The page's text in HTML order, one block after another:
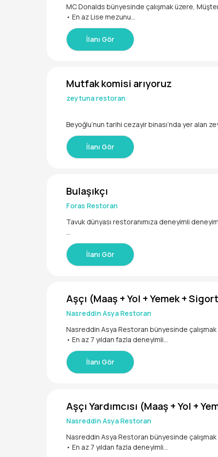
MC Donalds bünyesinde çalışmak üzere,
• En az Lise mezunu
• 18 - 35 yaş aralığında
İlanı Gör
Mutfak komisi arıyoruz
zeytuna restoran
Beyoğlu’nun tarihi cezayir binası’nda yer alan
ermektedir. lezzetli yemeklerinin yanı sıra
mutfak, restoran, bar ve etkinlik alanından
İlanı Gör
Bulaşıkçı
Foras Restoran
Tavuk dünyası restoranımıza deneyimli deneyimsiz yatişrilmek üzere bulaşıkçı aranmaktadır.maaş yüz yüze görüşülecektir
İlanı Gör
Aşçı (Maaş + Yol + Yemek +
Nasreddin Asya Restoran
Nasreddin Asya Restoran bünyesinde çalışmak
• En az 7 yıldan fazla deneyimli
İlanı Gör
Aşçı Yardımcısı (Maaş + Yol +
Nasreddin Asya Restoran
Nasreddin Asya Restoran bünyesinde çalışmak
• En az 7 yıldan fazla deneyimli